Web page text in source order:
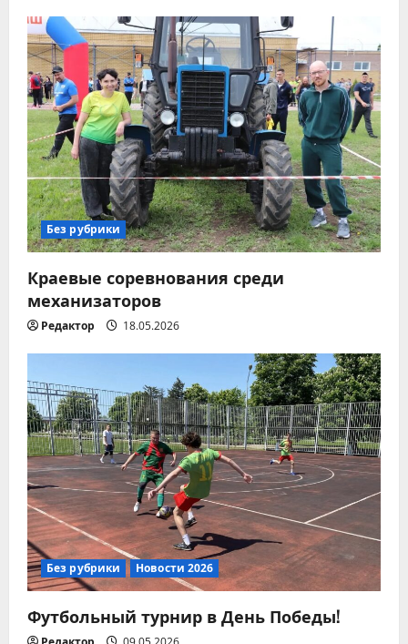
ц
и
я
п
о
з
а
п
и
с
я
м
Без рубрики
Краевые соревнования среди
механизаторов
Редактор 18.05.2026
Без рубрики Новости 2026
Футбольный турнир в День Победы!